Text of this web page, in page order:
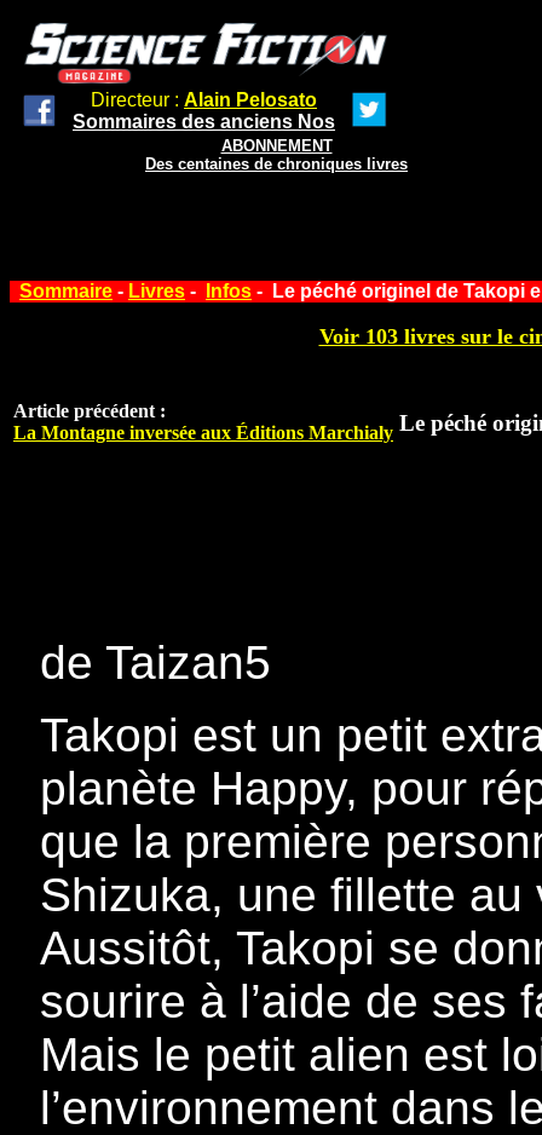
Directeur : Alain Pelosato
Sommaires des anciens Nos
ABONNEMENT
Des centaines de chroniques livres
Sommaire - Livres - Infos - Le péché originel de Takopi
Voir 103 livres sur le
Article précédent :
La Montagne inversée aux Éditions Marchialy Le péché
de Taizan5
Takopi est un petit
planète Happy, pour
que la première
Shizuka, une fillette
Aussitôt, Takopi se
sourire à l’aide de ses
Mais le petit alien est
l’environnement dans